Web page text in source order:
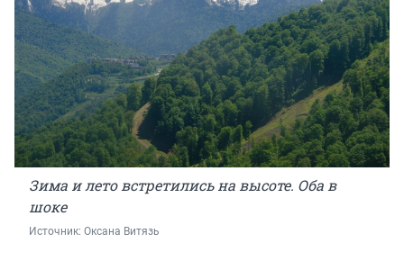
Зима и лето встретились на высоте. Оба в
шоке
Источник: Оксана Витязь